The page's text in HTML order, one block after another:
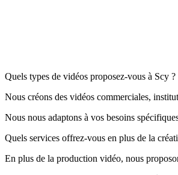
Quels types de vidéos proposez-vous à Scy ?
Nous créons des vidéos commerciales,
Nous nous adaptons à vos besoins
Quels services offrez-vous en plus de la
En plus de la production vidéo, nous